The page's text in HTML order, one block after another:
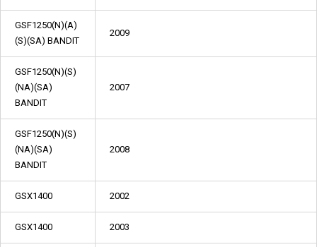
GSF1250(N)(A)
(S)(SA) BANDIT
2009
GSF1250(N)(S)
(NA)(SA)
BANDIT
2007
GSF1250(N)(S)
(NA)(SA)
BANDIT
2008
GSX1400 2002
GSX1400 2003